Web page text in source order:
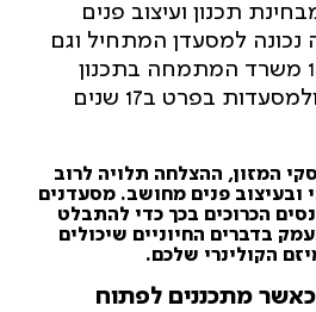
תכנון ועיצוב פנים
נכונה למסעדן המתחיל וגם
הוותיק לפי סטודיו 180 משרד המתמחה בתכנון
ועיצוב למגזר העסקי ולמסעדות בפרט ב17 שנים
המזון, ההצלחה תלויה לרוב
ובעיצוב פנים מחושב. מסעדנים
הכרוכים בכך כדי להתבלט
בדברים החיוניים שיכולים
הקולינרי שלכם.
כאשר מתכננים לפתוח